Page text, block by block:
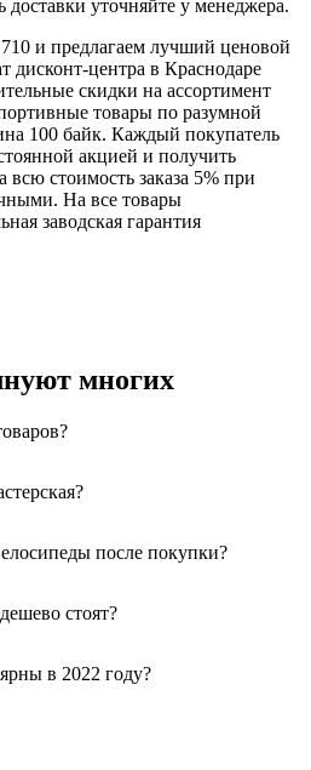
уточняйте у менеджера.
и предлагаем лучший ценовой
центра в Краснодаре
скидки на ассортимент
товары по разумной
100 байк. Каждый покупатель
акцией и получить
стоимость заказа 5% при
На все товары
заводская гарантия
многих
после покупки?
стоят?
в 2022 году?